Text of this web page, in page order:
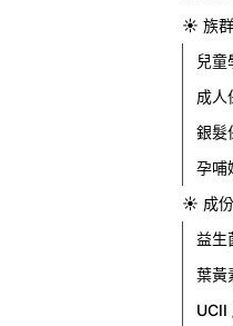
☀ 族
兒童
成人
銀髮
孕哺
☀ 成
益生
葉黃
UCII